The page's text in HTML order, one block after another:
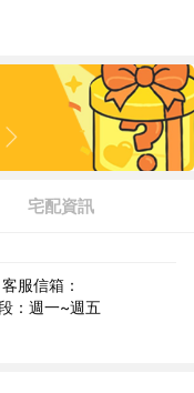
宅配資訊
服信箱：
：週一~週五